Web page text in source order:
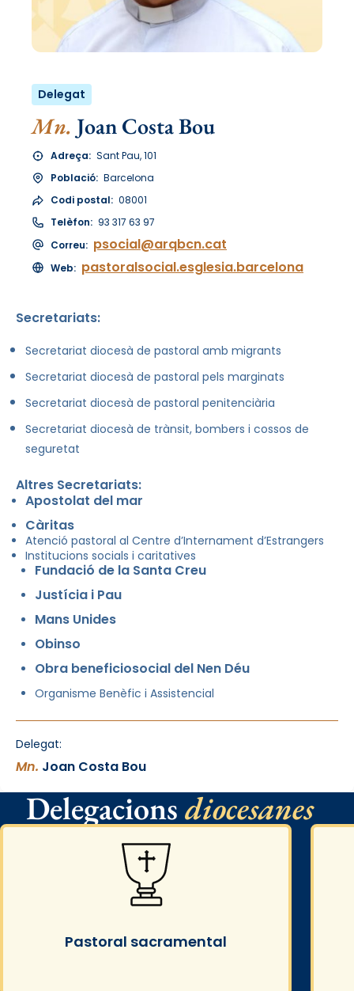
Delegat
Mn. Joan Costa Bou
Adreça: Sant Pau, 101
Població: Barcelona
Codi postal: 08001
Telèfon: 93 317 63 97
Correu: psocial@arqbcn.cat
Web: pastoralsocial.esglesia.barcelona
Secretariats:
Secretariat diocesà de pastoral amb migrants
Secretariat diocesà de pastoral pels marginats
Secretariat diocesà de pastoral penitenciària
Secretariat diocesà de trànsit, bombers i cossos de
seguretat
Altres Secretariats:
Apostolat del mar
Càritas
Atenció pastoral al Centre d’Internament d’Estrangers
Institucions socials i caritatives
Fundació de la Santa Creu
Justícia i Pau
Mans Unides
Obinso
Obra beneficiosocial del Nen Déu
Organisme Benèfic i Assistencial
Delegat:
Mn. Joan Costa Bou
Delegacionsdiocesanes
Pastoral sacramental